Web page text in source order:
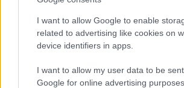
I want to allow Google to enable
related to advertising like cookies on
device identifiers in apps.
I want to allow my user data to be
Google for online advertising purposes.